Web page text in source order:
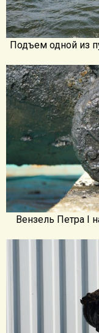
Подъем одной из
Вензель Петра I